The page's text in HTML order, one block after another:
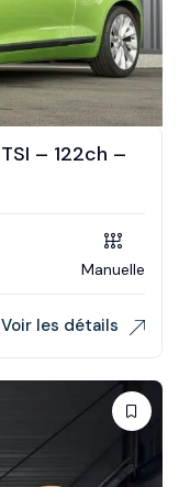
– 122ch –
Manuelle
Voir les détails